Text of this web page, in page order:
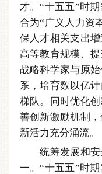
才。“十五五”时
合为“广义人力资
保人才相关支出
高等教育规模、
战略科学家与原
系，培育数以亿
梯队。同时优化
善创新激励机制
新活力充分涌流。
统筹发展和安
一。“十五五”时